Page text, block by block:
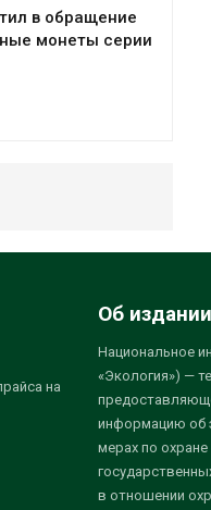
в обращение
монеты серии
на
Об издании
Национальное
«Экология») —
информацию об
мерах по
в отношении